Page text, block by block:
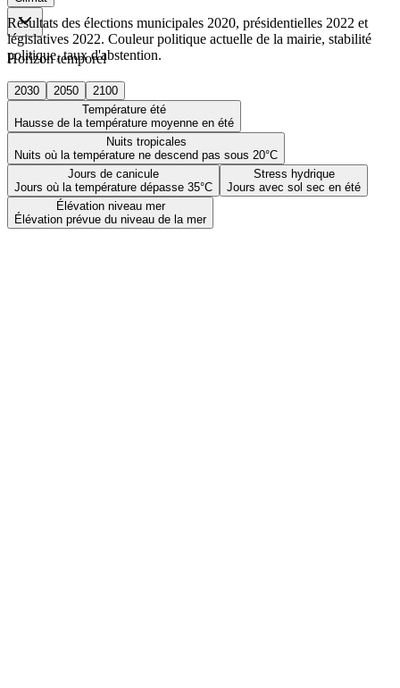
Horizon temporel
2030 2050
2100
Température été
Hausse de la température moyenne en été
Nuits tropicales
Nuits où la température ne descend pas sous 20°C
Jours de canicule
Jours où la température dépasse 35°C
Stress hydrique
Jours avec sol sec en été
Élévation niveau mer
Élévation prévue du niveau de la mer
Résultats des élections municipales 2020, présidentielles 2022 et
législatives 2022. Couleur politique actuelle de la mairie, stabilité
politique, taux d'abstention.